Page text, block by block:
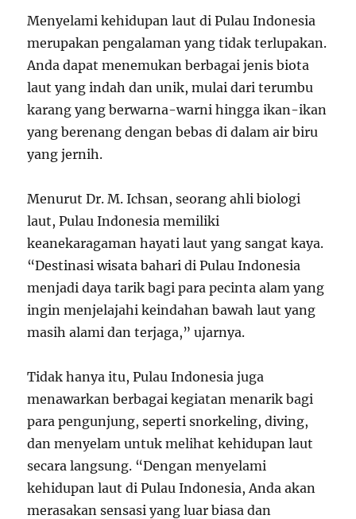
Menyelami kehidupan laut di Pulau Indonesia
merupakan pengalaman yang tidak terlupakan.
Anda dapat menemukan berbagai jenis biota
laut yang indah dan unik, mulai dari terumbu
karang yang berwarna-warni hingga ikan-ikan
yang berenang dengan bebas di dalam air biru
yang jernih.
Menurut Dr. M. Ichsan, seorang ahli biologi
laut, Pulau Indonesia memiliki
keanekaragaman hayati laut yang sangat kaya.
“Destinasi wisata bahari di Pulau Indonesia
menjadi daya tarik bagi para pecinta alam yang
ingin menjelajahi keindahan bawah laut yang
masih alami dan terjaga,” ujarnya.
Tidak hanya itu, Pulau Indonesia juga
menawarkan berbagai kegiatan menarik bagi
para pengunjung, seperti snorkeling, diving,
dan menyelam untuk melihat kehidupan laut
secara langsung. “Dengan menyelami
kehidupan laut di Pulau Indonesia, Anda akan
merasakan sensasi yang luar biasa dan